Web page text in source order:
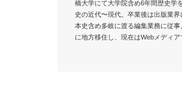
橋大学にて大学院含め6年間歴史学
史の近代〜現代。卒業後は出版業界
本史含め多岐に渡る編集業務に従
に地方移住し、現在はWebメディア